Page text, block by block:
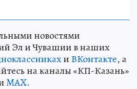
новостями
Эл и Чувашии в наших
и ВКонтакте, а
на каналы «КП-Казань»
MAX.